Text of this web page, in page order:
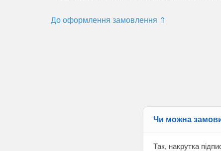
До оформлення замовлення ⇑
Чи можна
Так, накрутка